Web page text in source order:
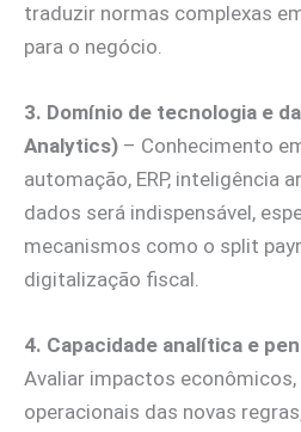
traduzir normas complexas
para o negócio.
3. Domínio de tecnologia e
Analytics) – Conhecimento
automação, ERP, inteligência
dados será indispensável,
mecanismos como o split
digitalização fiscal.
4. Capacidade analítica e
Avaliar impactos
operacionais das novas